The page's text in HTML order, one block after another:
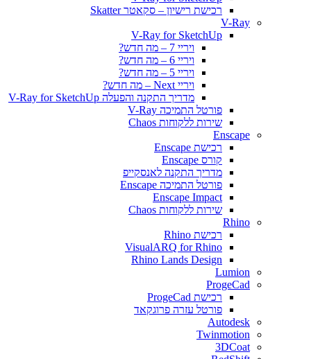
רכישת רישיון – סקאטר Skatter
V-Ray
V-Ray for SketchUp
ויריי 7 – מה חדש?
ויריי 6 – מה חדש?
ויריי 5 – מה חדש?
ויריי Next – מה חדש?
מדריך התקנה והפעלה V-Ray for SketchUp
פורטל התמיכה V-Ray
שירות ללקוחות Chaos
Enscape
רכישת Enscape
קורס Enscape
מדריך התקנה לאנסקייפ
פורטל התמיכה Enscape
Enscape Impact
שירות ללקוחות Chaos
Rhino
רכישת Rhino
VisualARQ for Rhino
Rhino Lands Design
Lumion
ProgeCad
רכישת ProgeCad
פורטל עזרה פרוגקאד
Autodesk
Twinmotion
3DCoat